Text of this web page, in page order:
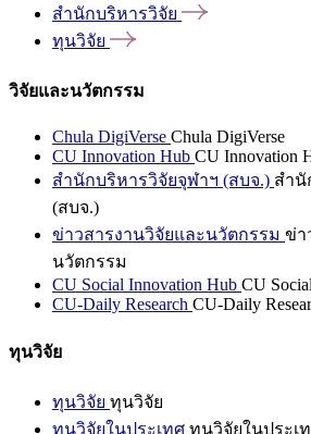
สำนักบริหารวิจัย
ทุนวิจัย
วิจัยและนวัตกรรม
Chula DigiVerse Chula DigiVerse
CU Innovation Hub CU Innovation
สำนักบริหารวิจัยจุฬาฯ (สบจ.) สำนั
(สบจ.)
ข่าวสารงานวิจัยและนวัตกรรม ข่า
นวัตกรรม
CU Social Innovation Hub CU
CU-Daily Research CU-Daily
ทุนวิจัย
ทุนวิจัย ทุนวิจัย
ทุนวิจัยในประเทศ ทุนวิจัยในประเ